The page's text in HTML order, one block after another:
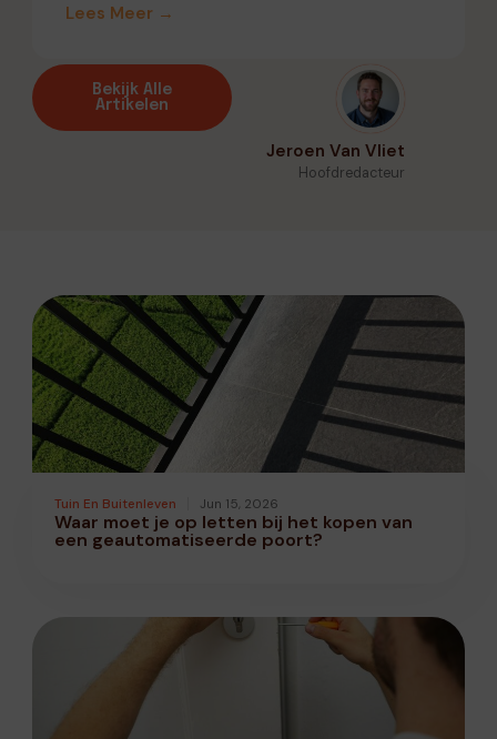
Lees Meer →
Bekijk Alle
Artikelen
Jeroen Van Vliet
Hoofdredacteur
Tuin En Buitenleven Jun 15, 2026
Waar moet je op letten bij het kopen van
een geautomatiseerde poort?